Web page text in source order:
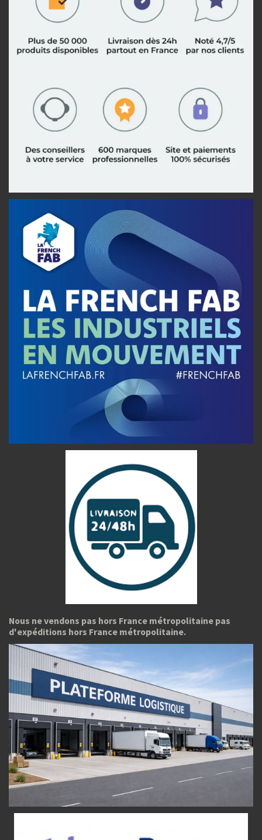
Nous ne vendons pas hors France métropolitaine pas
d'expéditions hors France métropolitaine.